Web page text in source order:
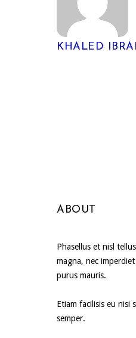
KHALED
ABOUT
Phasellus et nisl
magna, nec
purus mauris.
Etiam facilisis eu nisi
semper.